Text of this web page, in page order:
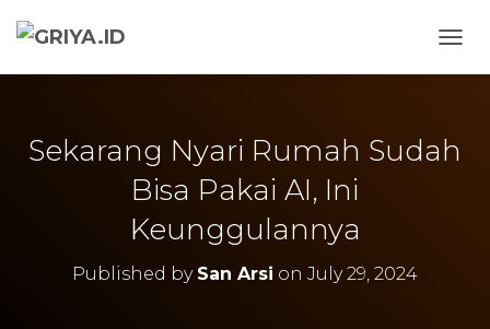
Sekarang Nyari Rumah Sudah
Bisa Pakai AI, Ini
Keunggulannya
Published by San Arsi on July 29, 2024